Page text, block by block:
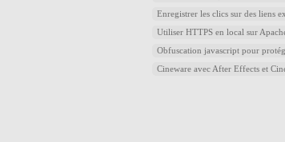
Enregistrer les clics sur des liens
Utiliser HTTPS en local sur
Obfuscation javascript pour
Cineware avec After Effects et